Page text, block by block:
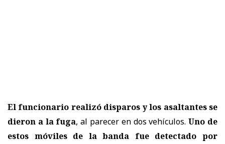
El funcionario realizó disparos y los asaltantes se
dieron a la fuga, al parecer en dos vehículos.Uno de
estos móviles de la banda fue detectado por